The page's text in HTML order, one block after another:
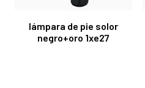
lámpara de pie solor
negro+oro 1xe27